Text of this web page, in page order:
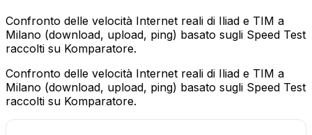
Confronto delle velocità Internet reali di Iliad e TIM a
Milano (download, upload, ping) basato sugli Speed Test
raccolti su Komparatore.
Confronto delle velocità Internet reali di Iliad e TIM a
Milano (download, upload, ping) basato sugli Speed Test
raccolti su Komparatore.